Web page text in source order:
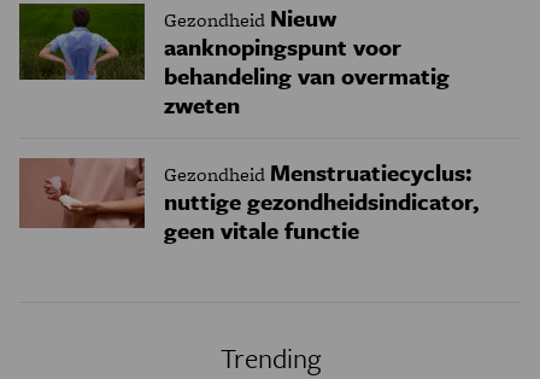
Gezondheid Nieuw
aanknopingspunt voor
behandeling van overmatig
zweten
Gezondheid Menstruatiecyclus:
nuttige gezondheidsindicator,
geen vitale functie
Trending